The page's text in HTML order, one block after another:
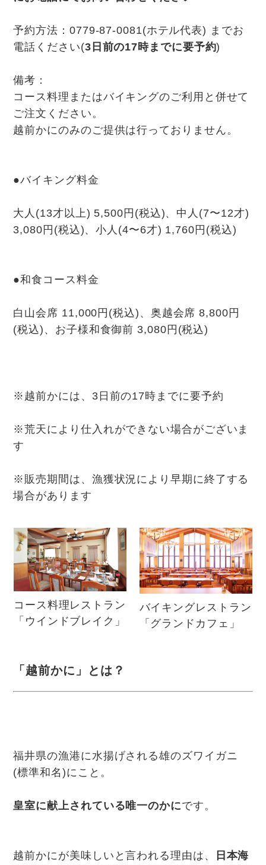
予約方法：0779-87-0081(ホテル代表) までお
電話ください(3日前の17時までに要予約)
備考：
コース料理またはバイキングのご利用と併せて
ご注文ください。
越前かにのみのご提供は行っておりません。
●バイキング料金
大人(13才以上) 5,500円(税込)、中人(7〜12才)
3,080円(税込)、小人(4〜6才) 1,760円(税込)
●和食コース料金
白山会席 11,000円(税込)、奥越会席 8,800円
(税込)、お子様和食御前 3,080円(税込)
※越前かには、3日前の17時までに要予約
※荒天により仕入れができない場合がございま
す
※販売期間は、漁獲状況により早期に終了する
場合があります
コース料理レストラン
「ウインドブレイク」
バイキングレストラン
「グランドカフェ」
「越前かに」とは？
福井県の漁港に水揚げされる雄のズワイガニ
(標準和名)にこと。
皇室に献上されている唯一のかにです。
越前かにが美味しいと言われる理由は、
日本海